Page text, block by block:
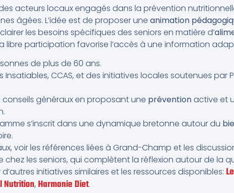
acteurs locaux engagés dans la prévention
âgées. L’idée est de proposer une animation
les besoins spécifiques des seniors en matière d’
libre participation favorise l’accès à une information
de plus de 60 ans.
Insatiables, CCAS, et des initiatives locales soutenues par
généraux en proposant une préventionactive et
s’inscrit dans une dynamique bretonne autour du
voir les références liées à Grand-Champ et les
les seniors, qui complètent la réflexion autour de la
initiatives similaires et les ressources disponibles:
Nutrition, Harmonie Diet.